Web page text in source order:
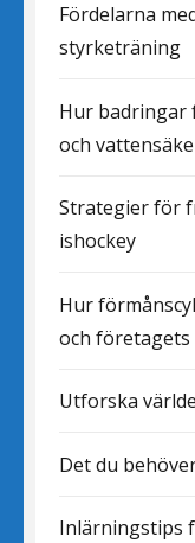
Fördelarna
styrketräning
Hur badringar
och
Strategier för
ishockey
Hur
och företagets
Utforska
Det du
Inlärningstips